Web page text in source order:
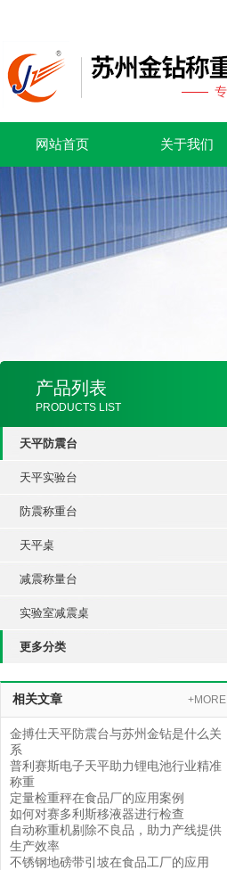
网站首页 关于我们
产品列表
PRODUCTS LIST
天平防震台
天平实验台
防震称重台
天平桌
减震称量台
实验室减震桌
更多分类
相关文章 +MORE
金搏仕天平防震台与苏州金钻是什么关
系
普利赛斯电子天平助力锂电池行业精准
称重
定量检重秤在食品厂的应用案例
如何对赛多利斯移液器进行检查
自动称重机剔除不良品，助力产线提供
生产效率
不锈钢地磅带引坡在食品工厂的应用